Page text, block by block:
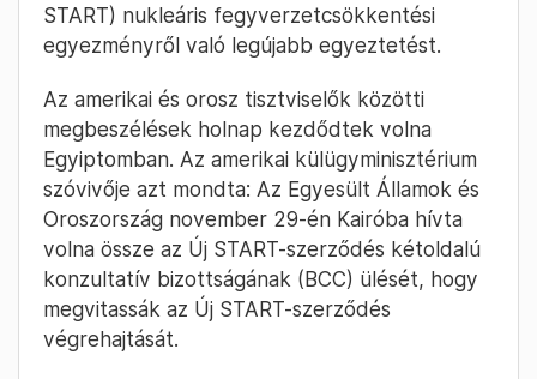
START) nukleáris fegyverzetcsökkentési
egyezményről való legújabb egyeztetést.
Az amerikai és orosz tisztviselők közötti
megbeszélések holnap kezdődtek volna
Egyiptomban. Az amerikai külügyminisztérium
szóvivője azt mondta: Az Egyesült Államok és
Oroszország november 29-én Kairóba hívta
volna össze az Új START-szerződés kétoldalú
konzultatív bizottságának (BCC) ülését, hogy
megvitassák az Új START-szerződés
végrehajtását.